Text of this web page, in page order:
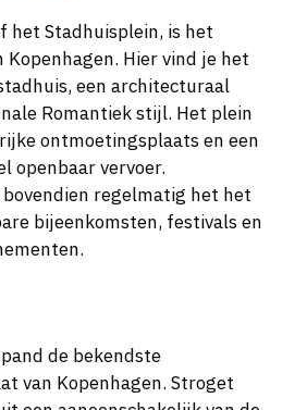
het Stadhuisplein, is het
Hier vind je het
een architecturaal
Romantiek stijl. Het plein
ontmoetingsplaats en een
openbaar vervoer.
bovendien regelmatig het het
bijeenkomsten, festivals en
de bekendste
van Kopenhagen. Stroget